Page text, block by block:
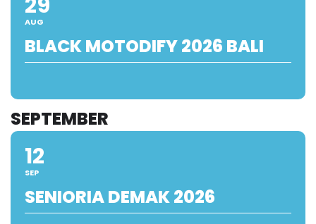
AUG
BLACK MOTODIFY 2026 BALI
SEPTEMBER
12
SEP
SENIORIA DEMAK 2026